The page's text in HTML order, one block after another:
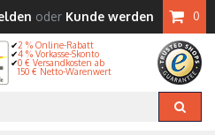
oder Kunde werden 0
2 % Online-Rabatt
4 % Vorkasse-Skonto
0 € Versandkosten ab
150 € Netto-Warenwert